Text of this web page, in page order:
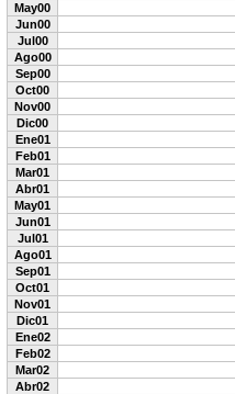
May00
Jun00
Jul00
Ago00
Sep00
Oct00
Nov00
Dic00
Ene01
Feb01
Mar01
Abr01
May01
Jun01
Jul01
Ago01
Sep01
Oct01
Nov01
Dic01
Ene02
Feb02
Mar02
Abr02